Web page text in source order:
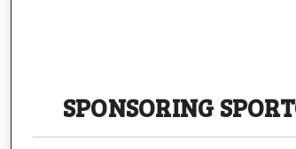
SPONSORING